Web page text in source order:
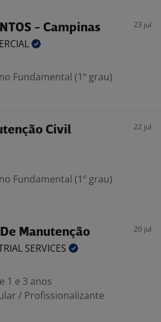
- Campinas 23 jul
Fundamental (1º grau)
Civil 22 jul
Fundamental (1º grau)
Manutenção 20 jul
SERVICES
1 e 3 anos
/ Profissionalizante